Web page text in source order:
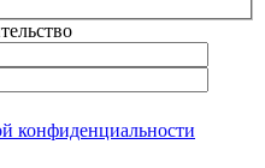
конфиденциальности